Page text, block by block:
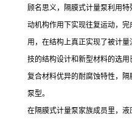
顾名思义，隔膜式计量泵利用
动机构作用下实现往复运动，
用，在结构上真正实现了被计
技的结构设计和新型材料的选
复合材料优异的耐腐蚀特性，
泵型。
在隔膜式计量泵家族成员里，